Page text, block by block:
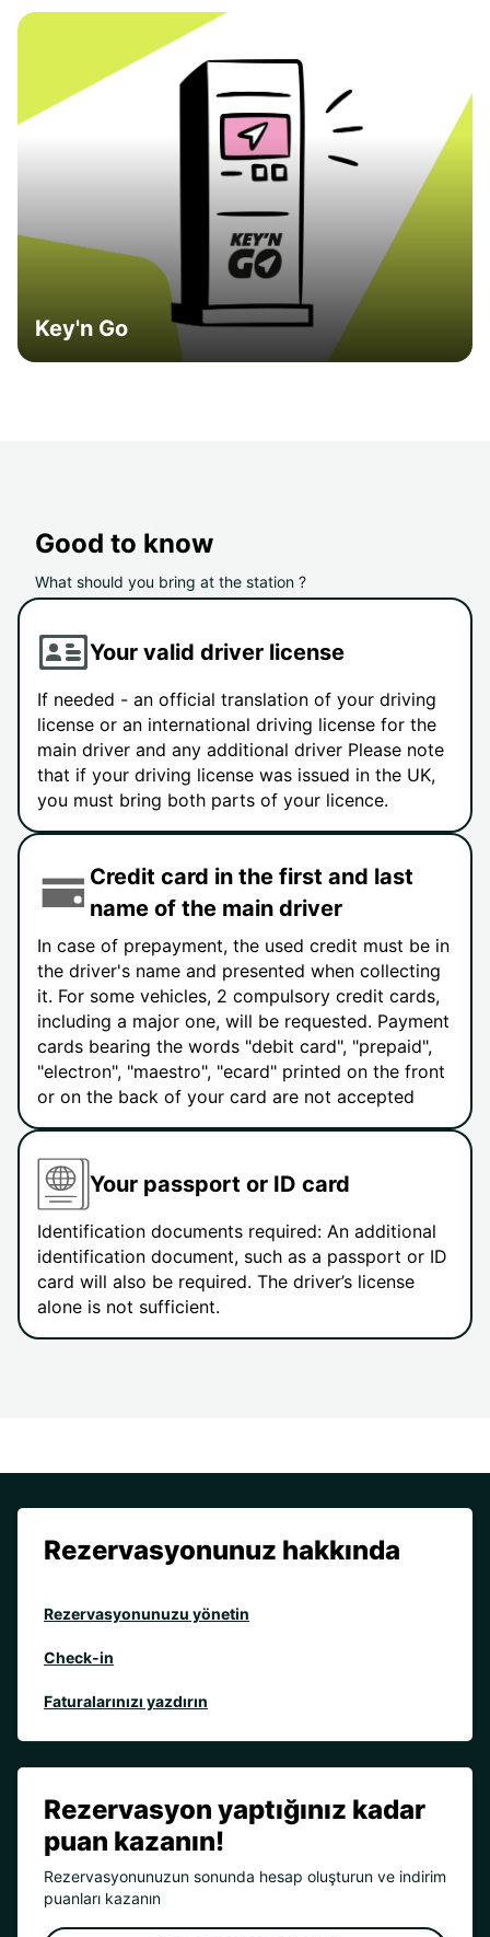
Key'n Go
Good to know
What should you bring at the station ?
Your valid driver license
If needed - an official translation of your driving
license or an international driving license for the
main driver and any additional driver Please note
that if your driving license was issued in the UK,
you must bring both parts of your licence.
Credit card in the first and last
name of the main driver
In case of prepayment, the used credit must be in
the driver's name and presented when collecting
it. For some vehicles, 2 compulsory credit cards,
including a major one, will be requested. Payment
cards bearing the words "debit card", "prepaid",
"electron", "maestro", "ecard" printed on the front
or on the back of your card are not accepted
Your passport or ID card
Identification documents required: An additional
identification document, such as a passport or ID
card will also be required. The driver’s license
alone is not sufficient.
Rezervasyonunuz hakkında
Rezervasyonunuzu yönetin
Check-in
Faturalarınızı yazdırın
Rezervasyon yaptığınız kadar
puan kazanın!
Rezervasyonunuzun sonunda hesap oluşturun ve indirim
puanları kazanın